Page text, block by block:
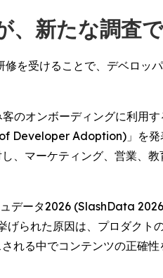
、新たな調査
を受けることで、デベロッ
のオンボーディングに利用
of Developer Adoption) 」を
、マーケティング、営業、
データ2026 (SlashData
られた原因は、プロダクト
れる中でコンテンツの正確